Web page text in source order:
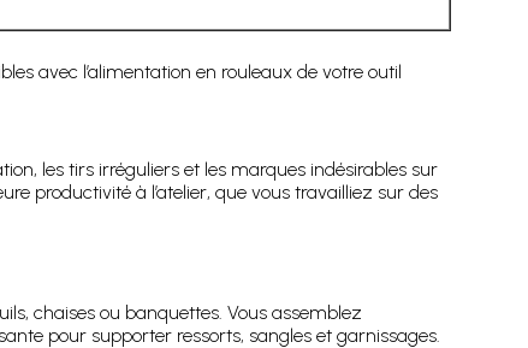
avec l’alimentation en rouleaux de votre outil
les tirs irréguliers et les marques indésirables sur
productivité à l’atelier, que vous travailliez sur des
chaises ou banquettes. Vous assemblez
pour supporter ressorts, sangles et garnissages.